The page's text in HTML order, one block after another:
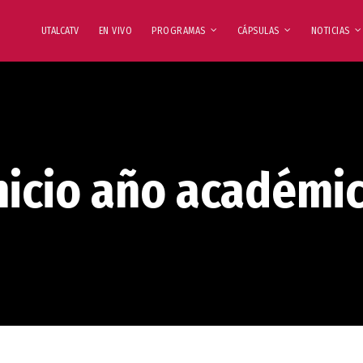
UTALCATV EN VIVO PROGRAMAS CÁPSULAS NOTICIAS
año